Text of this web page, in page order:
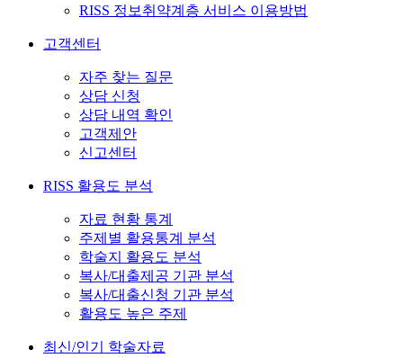
RISS 정보취약계층 서비스 이용방법
고객센터
자주 찾는 질문
상담 신청
상담 내역 확인
고객제안
신고센터
RISS 활용도 분석
자료 현황 통계
주제별 활용통계 분석
학술지 활용도 분석
복사/대출제공 기관 분석
복사/대출신청 기관 분석
활용도 높은 주제
최신/인기 학술자료